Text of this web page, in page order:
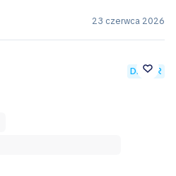
23 czerwca 2026
DEALER